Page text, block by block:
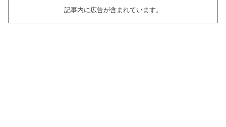
記事内に広告が含まれています。